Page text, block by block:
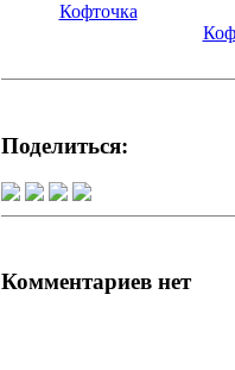
Кофточка
Поделиться:
Комментариев нет